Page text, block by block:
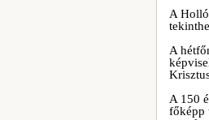
A
A
A 150
főképp